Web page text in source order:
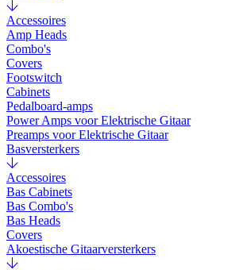
Accessoires
Amp Heads
Combo's
Covers
Footswitch
Cabinets
Pedalboard-amps
Power Amps voor Elektrische Gitaar
Preamps voor Elektrische Gitaar
Basversterkers
Accessoires
Bas Cabinets
Bas Combo's
Bas Heads
Covers
Akoestische Gitaarversterkers